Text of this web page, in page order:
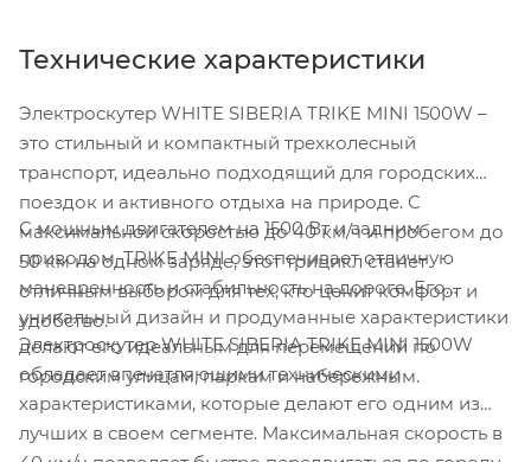
Технические характеристики
Электроскутер WHITE SIBERIA TRIKE MINI 1500W –
это стильный и компактный трехколесный
транспорт, идеально подходящий для городских
поездок и активного отдыха на природе. С
максимальной скоростью до 40 км/ч и пробегом до
50 км на одном заряде, этот трицикл станет
отличным выбором для тех, кто ценит комфорт и
удобство.
С мощным двигателем на 1500 Вт и задним
приводом, TRIKE MINI обеспечивает отличную
маневренность и стабильность на дороге. Его
уникальный дизайн и продуманные характеристики
делают его идеальным для перемещений по
городским улицам, паркам и набережным.
Электроскутер WHITE SIBERIA TRIKE MINI 1500W
обладает впечатляющими техническими
характеристиками, которые делают его одним из
лучших в своем сегменте. Максимальная скорость в